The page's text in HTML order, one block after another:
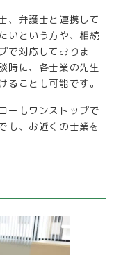
、弁護士と連携して
いという方や、相続
で対応しておりま
時に、各士業の先生
ことも可能です。
ーもワンストップで
も、お近くの士業を